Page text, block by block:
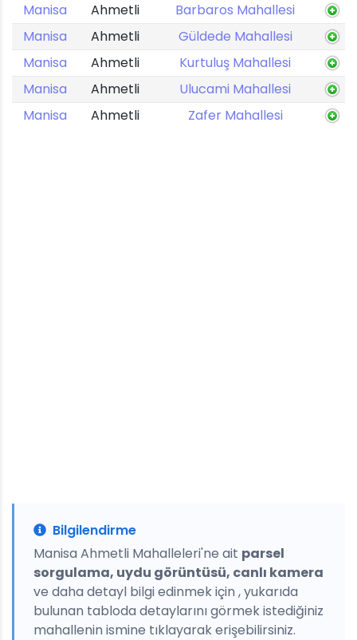
Manisa
Ahmetli
Barbaros Mahallesi
Manisa
Ahmetli
Güldede Mahallesi
Manisa
Ahmetli
Kurtuluş Mahallesi
Manisa
Ahmetli
Ulucami Mahallesi
Manisa
Ahmetli Zafer Mahallesi
Bilgilendirme
Manisa Ahmetli Mahalleleri'ne ait parsel
sorgulama, uydu görüntüsü, canlı kamera
ve daha detayl bilgi edinmek için , yukarıda
bulunan tabloda detaylarını görmek istediğiniz
mahallenin ismine tıklayarak erişebilirsiniz.